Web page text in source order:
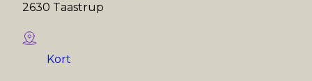
2630 Taastrup
Kort